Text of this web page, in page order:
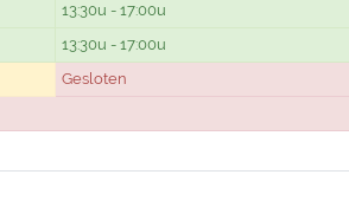
13:30u - 17:00u
13:30u - 17:00u
Gesloten